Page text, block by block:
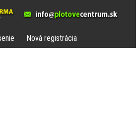
Nová registrácia